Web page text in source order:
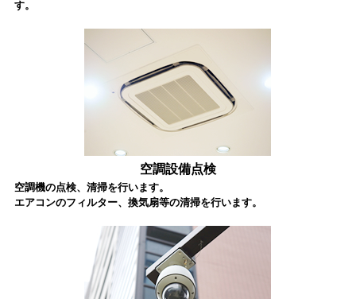
す。
空調設備点検
空調機の点検、清掃を行います。
エアコンのフィルター、換気扇等の清掃を行います。